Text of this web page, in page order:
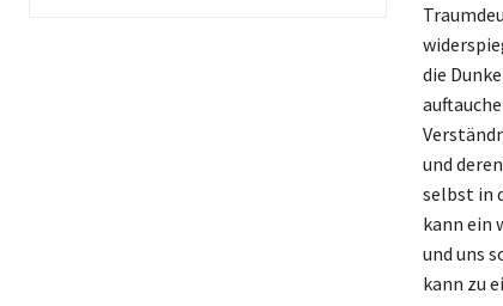
die
und
selbst in
kann ein
und uns
kann zu